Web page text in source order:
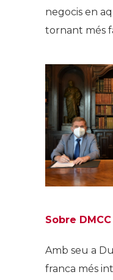
negocis en
tornant més
Sobre DMCC
Amb seu a
franca més